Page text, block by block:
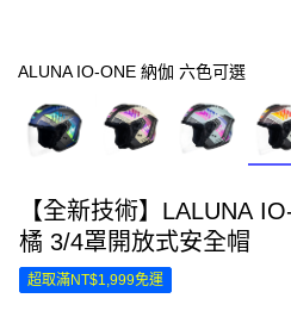
ALUNA IO-ONE 納伽 六色可選
【全新技術】LALUNA
橘 3/4罩開放式安全帽
超取滿NT$1,999免運